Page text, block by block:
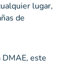
lugar,
de
DMAE, este